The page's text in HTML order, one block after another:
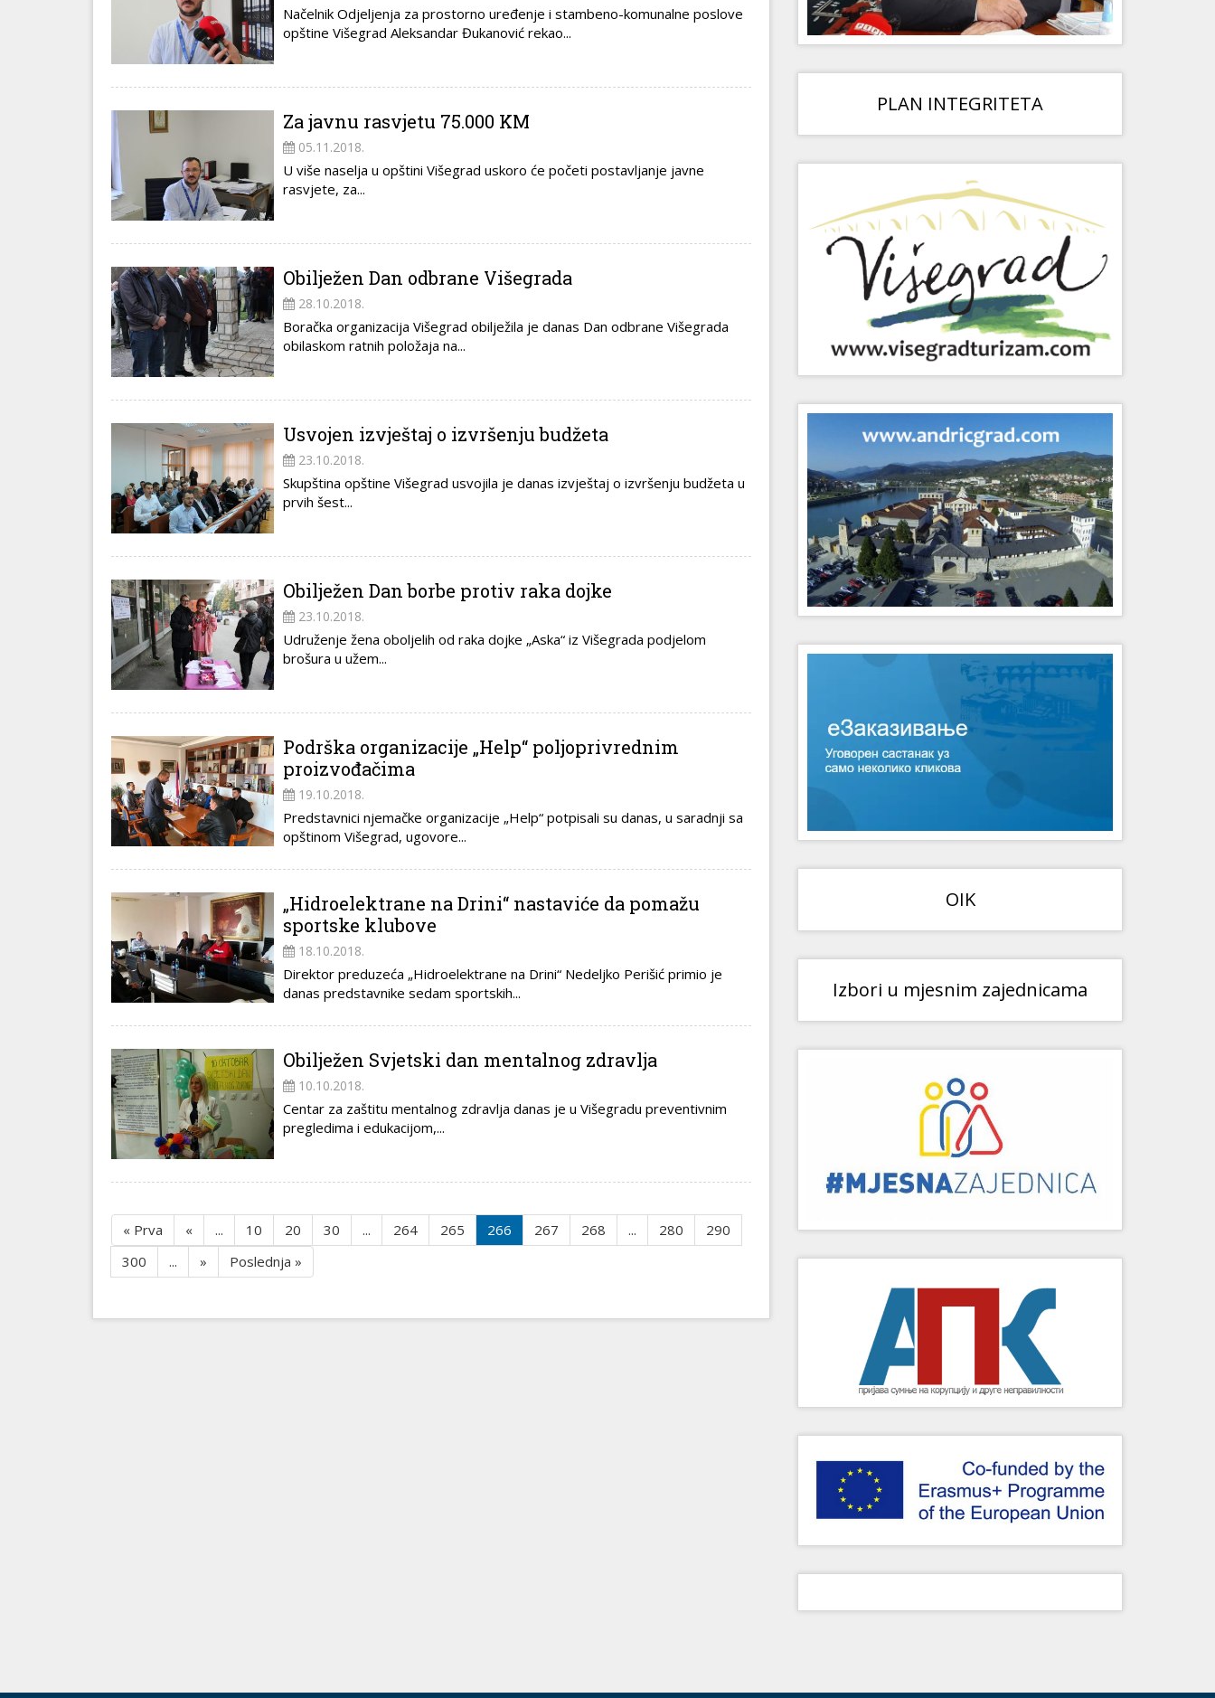
Načelnik Odjeljenja za prostorno uređenje i stambeno-komunalne poslove
opštine Višegrad Aleksandar Đukanović rekao...
Za javnu rasvjetu 75.000 KM
05.11.2018.
U više naselja u opštini Višegrad uskoro će početi postavljanje javne
rasvjete, za...
Obilježen Dan odbrane Višegrada
28.10.2018.
Boračka organizacija Višegrad obilježila je danas Dan odbrane Višegrada
obilaskom ratnih položaja na...
Usvojen izvještaj o izvršenju budžeta
23.10.2018.
Skupština opštine Višegrad usvojila je danas izvještaj o izvršenju budžeta u
prvih šest...
Obilježen Dan borbe protiv raka dojke
23.10.2018.
Udruženje žena oboljelih od raka dojke „Aska“ iz Višegrada podjelom
brošura u užem...
Podrška organizacije „Help“ poljoprivrednim
proizvođačima
19.10.2018.
Predstavnici njemačke organizacije „Help“ potpisali su danas, u saradnji sa
opštinom Višegrad, ugovore...
„Hidroelektrane na Drini“ nastaviće da pomažu
sportske klubove
18.10.2018.
Direktor preduzeća „Hidroelektrane na Drini“ Nedeljko Perišić primio je
danas predstavnike sedam sportskih...
Obilježen Svjetski dan mentalnog zdravlja
10.10.2018.
Centar za zaštitu mentalnog zdravlja danas je u Višegradu preventivnim
pregledima i edukacijom,...
« Prva « ... 10 20 30 ... 264 265 266 267 268 ... 280
290
300
... » Poslednja »
PLAN INTEGRITETA
OIK
Izbori u mjesnim zajednicama